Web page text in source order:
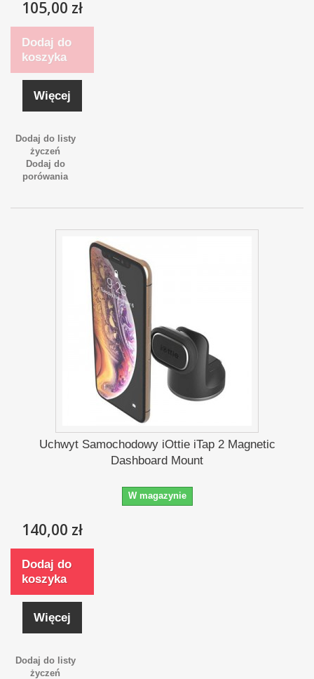
105,00 zł
Dodaj do
koszyka
Więcej
Dodaj do listy
życzeń
Dodaj do
porówania
Uchwyt Samochodowy iOttie iTap 2 Magnetic
Dashboard Mount
W magazynie
140,00 zł
Dodaj do
koszyka
Więcej
Dodaj do listy
życzeń